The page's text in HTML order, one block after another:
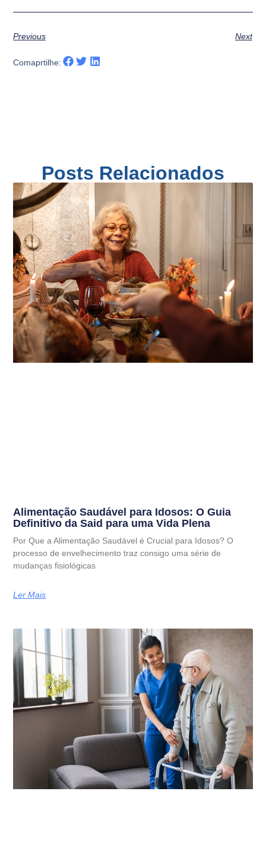
Previous Next
Comaprtilhe:
Posts Relacionados
Alimentação Saudável para Idosos: O Guia
Definitivo da Said para uma Vida Plena
Por Que a Alimentação Saudável é Crucial para Idosos? O
processo de envelhecimento traz consigo uma série de
mudanças fisiológicas
Ler Mais